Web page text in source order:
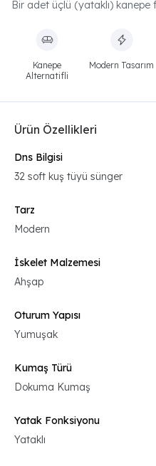
Bir adet üçlü (yataklı) kanepe
Kanepe
Alternatifli
Modern Tasarım
Ürün Özellikleri
Dns Bilgisi
32 soft kuş tüyü sünger
Tarz
Modern
İskelet Malzemesi
Ahşap
Oturum Yapısı
Yumuşak
Kumaş Türü
Dokuma Kumaş
Yatak Fonksiyonu
Yataklı